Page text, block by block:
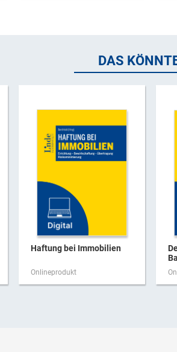
DAS
Haftung bei Immobilien
Onlineprodukt